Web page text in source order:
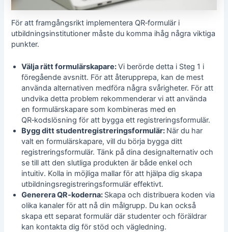
För att framgångsrikt implementera QR‑formulär i
utbildningsinstitutioner måste du komma ihåg några viktiga
punkter.
Välja rätt formulärskapare:Vi berörde detta i Steg 1 i
föregående avsnitt. För att återupprepa, kan de mest
använda alternativen medföra några svårigheter. För att
undvika detta problem rekommenderar vi att använda
en formulärskapare som kombineras med en
QR‑kodslösning för att bygga ett registreringsformulär.
Bygg ditt studentregistreringsformulär: När du har
valt en formulärskapare, vill du börja bygga ditt
registreringsformulär. Tänk på dina designalternativ och
se till att den slutliga produkten är både enkel och
intuitiv. Kolla in möjliga mallar för att hjälpa dig skapa
utbildningsregistreringsformulär effektivt.
Generera QR‑koderna: Skapa och distribuera koden via
olika kanaler för att nå din målgrupp. Du kan också
skapa ett separat formulär där studenter och föräldrar
kan kontakta dig för stöd och vägledning.